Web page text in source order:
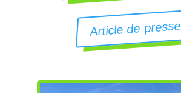
Article de presse